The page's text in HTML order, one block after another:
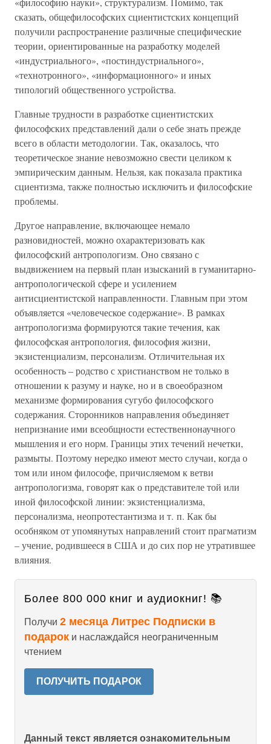
сказать, общефилософских сциентистских концепций
получили распространение различные специфические
теории, ориентированные на разработку моделей
«индустриального», «постиндустриального»,
«технотронного», «информационного» и иных
типологий общественного устройства.
Главные трудности в разработке сциентистских
философских представлений дали о себе знать прежде
всего в области методологии. Так, оказалось, что
теоретическое знание невозможно свести целиком к
эмпирическим данным. Нельзя, как показала практика
сциентизма, также полностью исключить и философские
проблемы.
Другое направление, включающее немало
разновидностей, можно охарактеризовать как
философский антропологизм. Оно связано с
выдвижением на первый план изысканий в гуманитарно-
антропологической сфере и усилением
антисциентистской направленности. Главным при этом
объявляется «человеческое содержание». В рамках
антропологизма формируются такие течения, как
философская антропология, философия жизни,
экзистенциализм, персонализм. Отличительная их
особенность – родство с христианством не только в
отношении к разуму и науке, но и в своеобразном
механизме формирования сугубо философского
содержания. Сторонников направления объединяет
непризнание ими всеобщности естественнонаучного
мышления и его норм. Границы этих течений нечетки,
размыты. Поэтому нередко имеют место случаи, когда о
том или ином философе, причисляемом к ветви
антропологизма, говорят как о представителе той или
иной философской линии: экзистенциализма,
персонализма, неопротестантизма и т. п. Как бы
особняком от упомянутых направлений стоит прагматизм
– учение, родившееся в США и до сих пор не утратившее
влияния.
Более 800 000 книг и аудиокниг! 📚
Получи 2 месяца Литрес Подписки в
подарок и наслаждайся неограниченным
чтением
ПОЛУЧИТЬ ПОДАРОК
Данный текст является ознакомительным